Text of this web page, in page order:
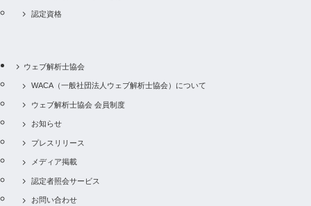
認定資格
ウェブ解析士協会
WACA（一般社団法人ウェブ解析士協会）について
ウェブ解析士協会 会員制度
お知らせ
プレスリリース
メディア掲載
認定者照会サービス
お問い合わせ